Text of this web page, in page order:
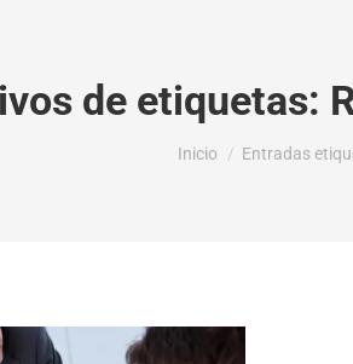
de etiquetas:
Estás aquí:
Inicio Entradas